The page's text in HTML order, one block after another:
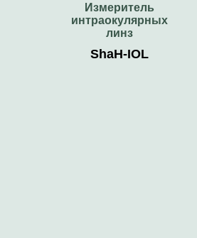
Измеритель
интраокулярных
линз
ShaH-IOL